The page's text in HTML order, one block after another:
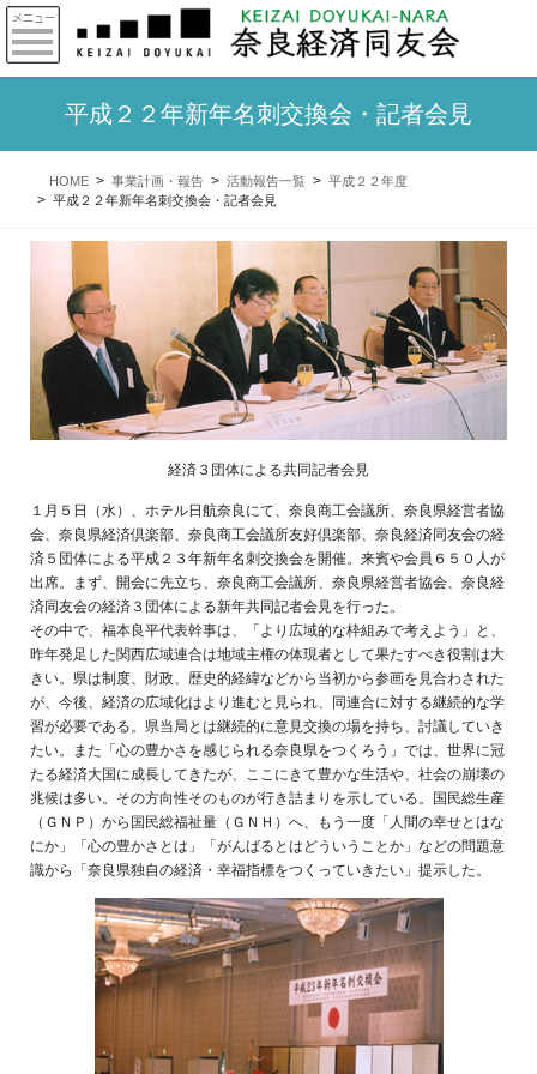
平成２２年新年名刺交換会・記者会見
HOME 事業計画・報告 活動報告一覧
平成２２年度
平成２２年新年名刺交換会・記者会見
経済３団体による共同記者会見
１月５日（水）、ホテル日航奈良にて、奈良商工会議所、奈良県経営者協
会、奈良県経済倶楽部、奈良商工会議所友好倶楽部、奈良経済同友会の経
済５団体による平成２３年新年名刺交換会を開催。来賓や会員６５０人が
出席。まず、開会に先立ち、奈良商工会議所、奈良県経営者協会、奈良経
済同友会の経済３団体による新年共同記者会見を行った。
その中で、福本良平代表幹事は、「より広域的な枠組みで考えよう」と、
昨年発足した関西広域連合は地域主権の体現者として果たすべき役割は大
きい。県は制度、財政、歴史的経緯などから当初から参画を見合わされた
が、今後、経済の広域化はより進むと見られ、同連合に対する継続的な学
習が必要である。県当局とは継続的に意見交換の場を持ち、討議していき
たい。また「心の豊かさを感じられる奈良県をつくろう」では、世界に冠
たる経済大国に成長してきたが、ここにきて豊かな生活や、社会の崩壊の
兆候は多い。その方向性そのものが行き詰まりを示している。国民総生産
（ＧＮＰ）から国民総福祉量（ＧＮＨ）へ、もう一度「人間の幸せとはな
にか」「心の豊かさとは」「がんばるとはどういうことか」などの問題意
識から「奈良県独自の経済・幸福指標をつくっていきたい」提示した。